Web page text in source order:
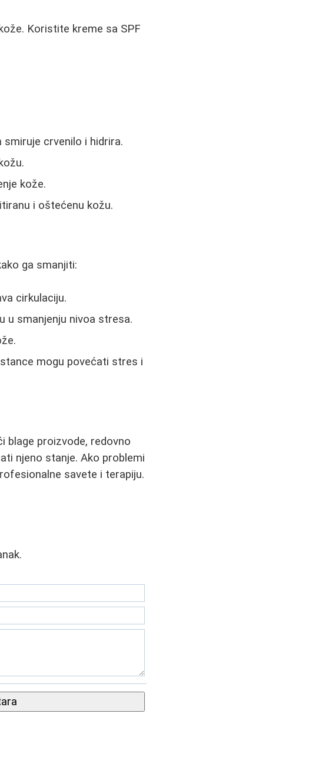
Koristite kreme sa SPF
crvenilo i hidrira.
kože.
i oštećenu kožu.
ga smanjiti:
cirkulaciju.
u smanjenju nivoa stresa.
mogu povećati stres i
blage proizvode, redovno
njeno stanje. Ako problemi
savete i terapiju.